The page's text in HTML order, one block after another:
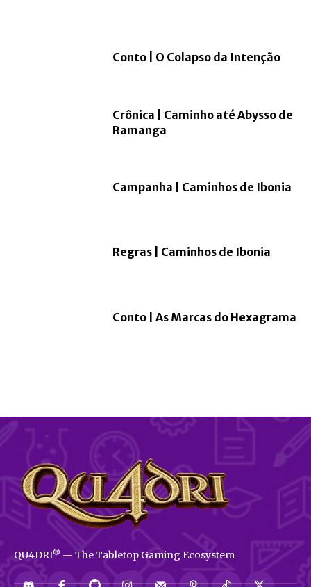
Conto | O Colapso da Intenção
Crônica | Caminho até Abysso de
Ramanga
Campanha | Caminhos de Ibonia
Regras | Caminhos de Ibonia
Conto | As Marcas do Hexagrama
QU4DRI® — The Tabletop Gaming Ecosystem